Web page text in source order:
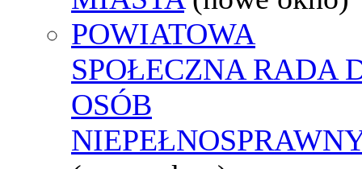
POWIATOWA
SPOŁECZNA RADA
OSÓB